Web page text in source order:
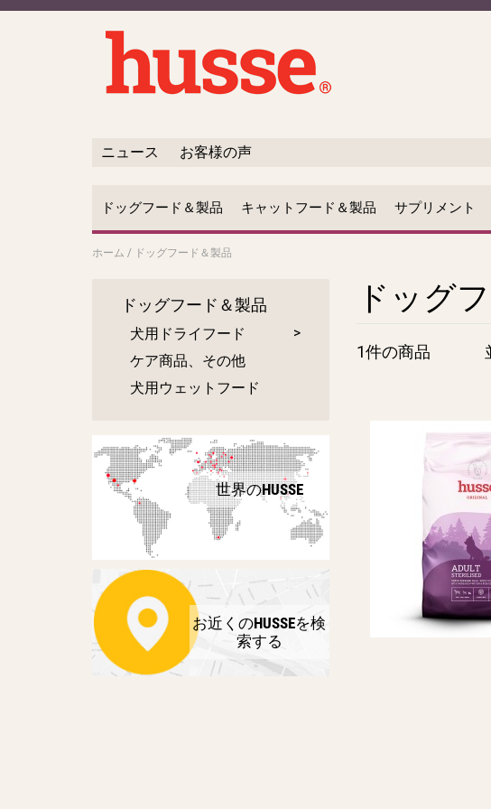
ニュース お客様の声
ドッグフード＆製品 キャットフード＆製品 サプリメント
ホーム / ドッグフード＆製品
ドッグ
1件の商品
ドッグフード＆製品
犬用ドライフード
ケア商品、その他
犬用ウェットフード
世界のHUSSE
お近くのHUSSEを検
索する